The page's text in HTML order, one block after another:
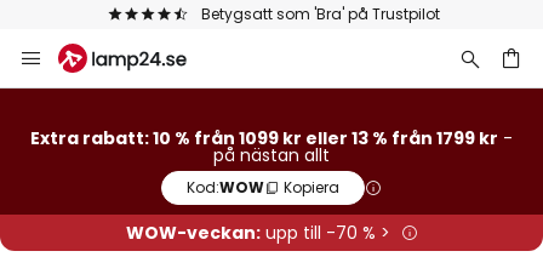
Betygsatt som 'Bra' på Trustpilot
Hoppa
till
Extra rabatt: 10 % från 1099 kr eller 13 % från 1799 kr -
på nästan allt
Kod:WOW Kopiera
WOW-veckan:upp till -70 % >